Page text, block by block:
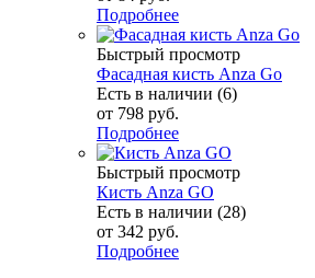
Подробнее
Быстрый просмотр
Фасадная кисть Anza Go
Есть в наличии (6)
от 798 руб.
Подробнее
Быстрый просмотр
Кисть Anza GO
Есть в наличии (28)
от 342 руб.
Подробнее